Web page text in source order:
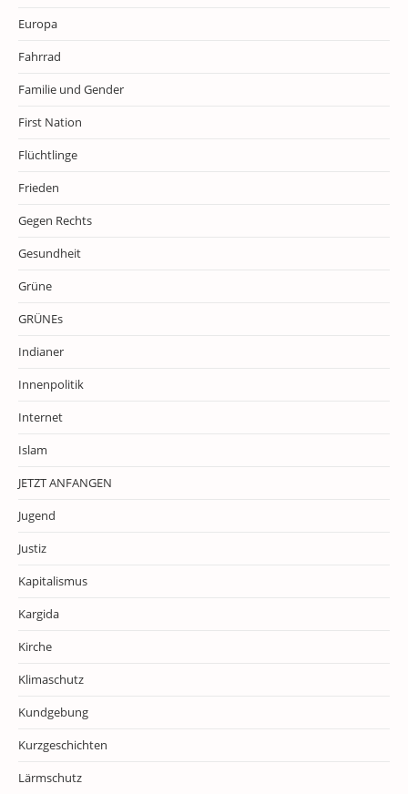
Europa
Fahrrad
Familie und Gender
First Nation
Flüchtlinge
Frieden
Gegen Rechts
Gesundheit
Grüne
GRÜNEs
Indianer
Innenpolitik
Internet
Islam
JETZT ANFANGEN
Jugend
Justiz
Kapitalismus
Kargida
Kirche
Klimaschutz
Kundgebung
Kurzgeschichten
Lärmschutz